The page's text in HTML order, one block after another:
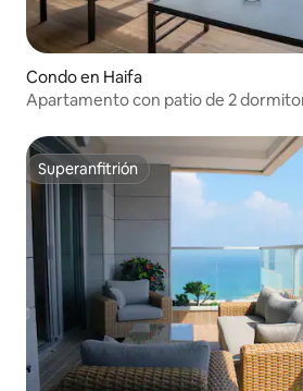
Condo en Haifa
Apartamento con patio de 2
Superanfitrión
Superanfitrión